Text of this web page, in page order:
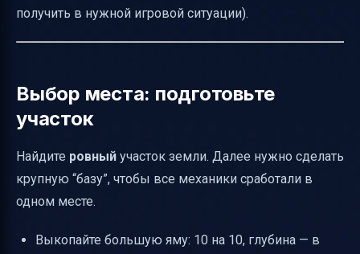
получить в нужной игровой ситуации).
Выбор места: подготовьте
участок
Найдите ровный участок земли. Далее нужно сделать
крупную “базу”, чтобы все механики сработали в
одном месте.
Выкопайте большую яму: 10 на 10, глубина — в